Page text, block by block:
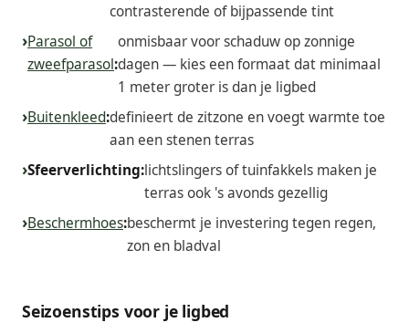
contrasterende of bijpassende tint
Parasol of
zweefparasol:
onmisbaar voor schaduw op zonnige
dagen — kies een formaat dat minimaal
1 meter groter is dan je ligbed
Buitenkleed:definieert de zitzone en voegt warmte toe
aan een stenen terras
Sfeerverlichting:lichtslingers of tuinfakkels maken je
terras ook 's avonds gezellig
Beschermhoes:beschermt je investering tegen regen,
zon en bladval
Seizoenstips voor je ligbed